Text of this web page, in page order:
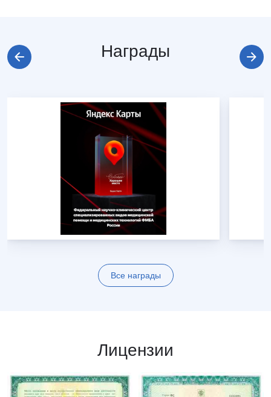
Награды
Все награды
Лицензии